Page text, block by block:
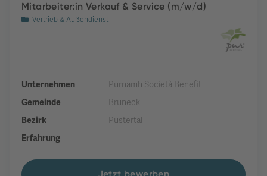
Mitarbeiter:in Verkauf & Service (m/w/d)
Vertrieb & Außendienst
Unternehmen
Purnamh Società Benefit
Gemeinde
Bruneck
Bezirk
Pustertal
Erfahrung